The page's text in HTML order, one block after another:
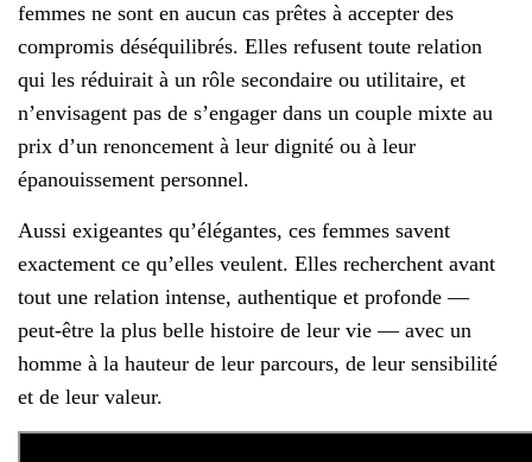
femmes ne sont en aucun cas prêtes à accepter des
compromis déséquilibrés. Elles refusent toute relation
qui les réduirait à un rôle secondaire ou utilitaire, et
n’envisagent pas de s’engager dans un couple mixte au
prix d’un renoncement à leur dignité ou à leur
épanouissement personnel.
Aussi exigeantes qu’élégantes, ces femmes savent
exactement ce qu’elles veulent. Elles recherchent avant
tout une relation intense, authentique et profonde —
peut-être la plus belle histoire de leur vie — avec un
homme à la hauteur de leur parcours, de leur sensibilité
et de leur valeur.